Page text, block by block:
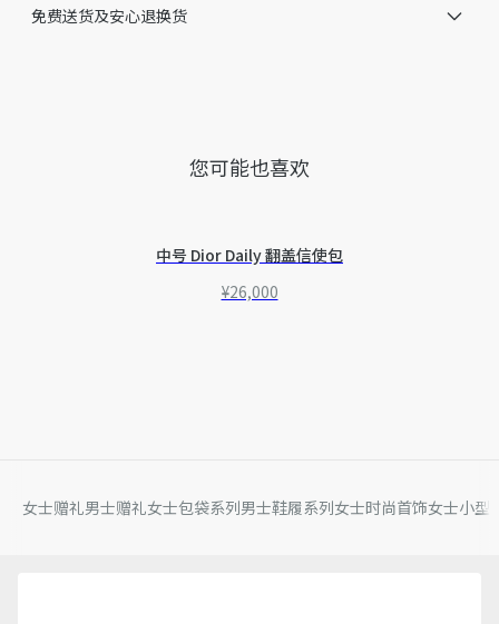
因技术局限、产品改良或生产批次等原因，网站中的信息可能存
免费送货及安心退换货
您可能也喜欢
中号 Dior Daily 翻盖信使包
¥26,000
女士赠礼男士赠礼女士包袋系列男士鞋履系列女士时尚首饰女士小型